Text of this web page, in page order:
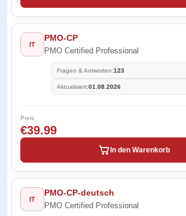
IT
PMO-CP
PMO Certified Professional
Fragen & Antworten:123
Aktualisiert:01.08.2026
Preis
€39.99
In den Warenkorb
IT
PMO-CP-deutsch
PMO Certified Professional